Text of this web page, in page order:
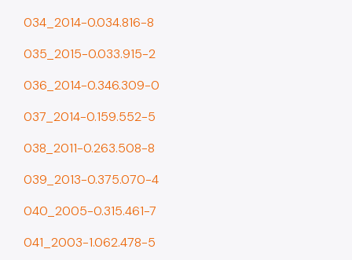
034_2014-0.034.816-8
035_2015-0.033.915-2
036_2014-0.346.309-0
037_2014-0.159.552-5
038_2011-0.263.508-8
039_2013-0.375.070-4
040_2005-0.315.461-7
041_2003-1.062.478-5